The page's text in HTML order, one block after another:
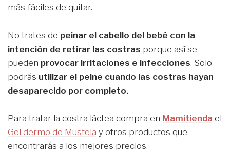
más fáciles de quitar.
No trates de peinar el cabello del bebé con la
intención de retirar las costras porque así se
pueden provocar irritaciones e infecciones. Solo
podrás utilizar el peine cuando las costras hayan
desaparecido por completo.
Para tratar la costra láctea compra en Mamitienda el
Gel dermo de Mustela y otros productos que
encontrarás a los mejores precios.